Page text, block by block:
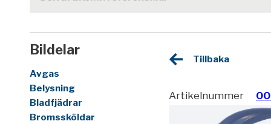
Bildelar
Avgas
Belysning
Bladfjädrar
Bromssköldar
Tillbaka
Artikelnummer